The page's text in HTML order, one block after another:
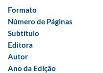
Formato
Número de Páginas
Subtítulo
Editora
Autor
Ano da Edição